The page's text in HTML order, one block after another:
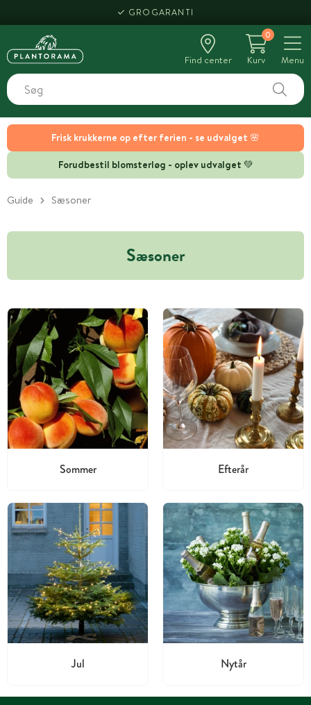
Frisk krukkerne op efter ferien - se udvalget 🌸
Forudbestil blomsterløg - oplev udvalget 💚
GROGARANTI
Find center
0
Kurv
Menu
Guide Sæsoner
Sæsoner
Sommer Efterår
Jul Nytår